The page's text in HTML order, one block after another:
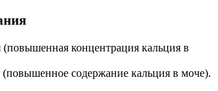
концентрация кальция в
содержание кальция в моче).